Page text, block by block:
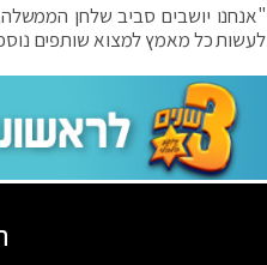
"אנחנו יושבים סביב שלחן
לעשות כל מאמץ למצוא שותפים